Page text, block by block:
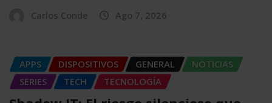
Carlos Conde Ago 7, 2026
APPS DISPOSITIVOS GENERAL
NOTICIAS
SERIES
TECH TECNOLOGÍA